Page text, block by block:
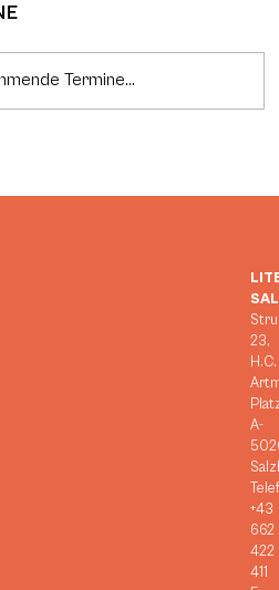
Termine...
23,
H.C.
A-
+43
662
422
411